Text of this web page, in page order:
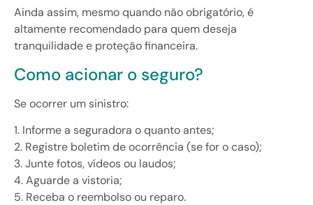
Ainda assim, mesmo quando não obrigatório, é
altamente recomendado para quem deseja
tranquilidade e proteção financeira.
Como acionar o seguro?
Se ocorrer um sinistro:
1. Informe a seguradora o quanto antes;
2. Registre boletim de ocorrência (se for o caso);
3. Junte fotos, vídeos ou laudos;
4. Aguarde a vistoria;
5. Receba o reembolso ou reparo.